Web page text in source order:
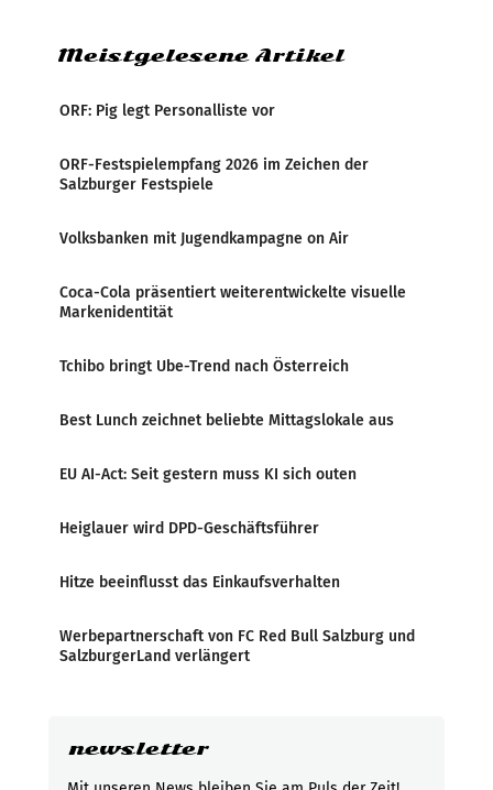
Meistgelesene Artikel
ORF: Pig legt Personalliste vor
ORF-Festspielempfang 2026 im Zeichen der
Salzburger Festspiele
Volksbanken mit Jugendkampagne on Air
Coca-Cola präsentiert weiterentwickelte visuelle
Markenidentität
Tchibo bringt Ube-Trend nach Österreich
Best Lunch zeichnet beliebte Mittagslokale aus
EU AI-Act: Seit gestern muss KI sich outen
Heiglauer wird DPD-Geschäftsführer
Hitze beeinflusst das Einkaufsverhalten
Werbepartnerschaft von FC Red Bull Salzburg und
SalzburgerLand verlängert
newsletter